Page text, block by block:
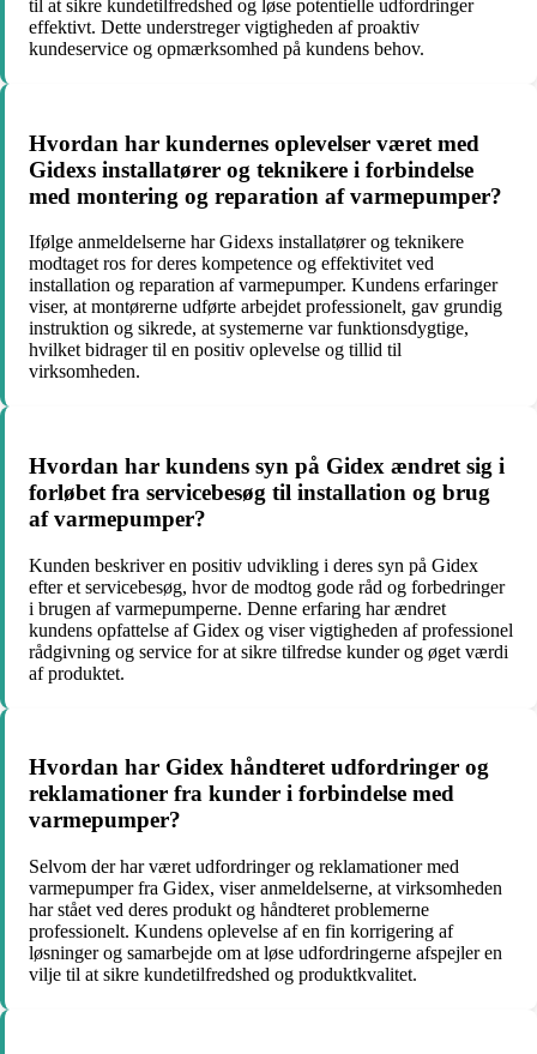
til at sikre kundetilfredshed og løse potentielle udfordringer
effektivt. Dette understreger vigtigheden af proaktiv
kundeservice og opmærksomhed på kundens behov.
Hvordan har kundernes oplevelser været med
Gidexs installatører og teknikere i forbindelse
med montering og reparation af varmepumper?
Ifølge anmeldelserne har Gidexs installatører og teknikere
modtaget ros for deres kompetence og effektivitet ved
installation og reparation af varmepumper. Kundens erfaringer
viser, at montørerne udførte arbejdet professionelt, gav grundig
instruktion og sikrede, at systemerne var funktionsdygtige,
hvilket bidrager til en positiv oplevelse og tillid til
virksomheden.
Hvordan har kundens syn på Gidex ændret sig i
forløbet fra servicebesøg til installation og brug
af varmepumper?
Kunden beskriver en positiv udvikling i deres syn på Gidex
efter et servicebesøg, hvor de modtog gode råd og forbedringer
i brugen af varmepumperne. Denne erfaring har ændret
kundens opfattelse af Gidex og viser vigtigheden af professionel
rådgivning og service for at sikre tilfredse kunder og øget værdi
af produktet.
Hvordan har Gidex håndteret udfordringer og
reklamationer fra kunder i forbindelse med
varmepumper?
Selvom der har været udfordringer og reklamationer med
varmepumper fra Gidex, viser anmeldelserne, at virksomheden
har stået ved deres produkt og håndteret problemerne
professionelt. Kundens oplevelse af en fin korrigering af
løsninger og samarbejde om at løse udfordringerne afspejler en
vilje til at sikre kundetilfredshed og produktkvalitet.